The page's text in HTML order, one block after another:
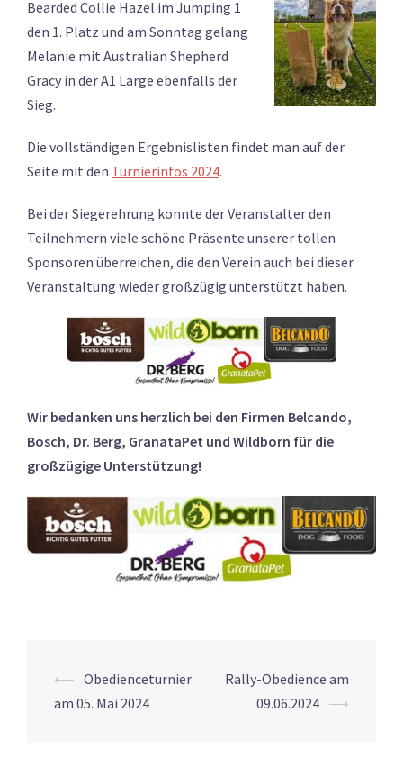
Bearded Collie Hazel im Jumping 1
den 1. Platz und am Sonntag gelang
Melanie mit Australian Shepherd
Gracy in der A1 Large ebenfalls der
Sieg.
Die vollständigen Ergebnislisten findet man auf der
Seite mit den Turnierinfos 2024.
Bei der Siegerehrung konnte der Veranstalter den
Teilnehmern viele schöne Präsente unserer tollen
Sponsoren überreichen, die den Verein auch bei dieser
Veranstaltung wieder großzügig unterstützt haben.
Wir bedanken uns herzlich bei den Firmen Belcando,
Bosch, Dr. Berg, GranataPet und Wildborn für die
großzügige Unterstützung!
Beitrags-
Navigation
⟵ Obedienceturnier
am 05. Mai 2024
Rally-Obedience am
09.06.2024 ⟶